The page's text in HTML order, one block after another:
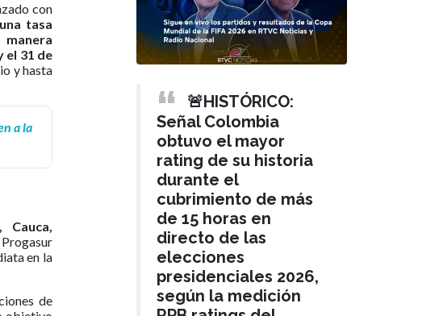
con
tasa
el 31 de
y hasta
a la
Cauca,
en la
de
🚨HISTÓRICO:
Señal Colombia
obtuvo el mayor
rating de su historia
durante el
cubrimiento de más
de 15 horas en
directo de las
elecciones
presidenciales 2026,
según la medición